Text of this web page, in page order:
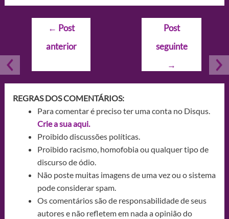
Navegação
Post
← Post
anterior
Post
seguinte
→
REGRAS DOS COMENTÁRIOS:
Para comentar é preciso ter uma conta no Disqus.
Crie a sua aqui.
Proibido discussões políticas.
Proibido racismo, homofobia ou qualquer tipo de
discurso de ódio.
Não poste muitas imagens de uma vez ou o sistema
pode considerar spam.
Os comentários são de responsabilidade de seus
autores e não refletem em nada a opinião do